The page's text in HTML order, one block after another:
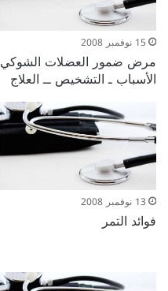
15 نوفمبر 2008
مرض ضمور العضلات الشوكي
الأسباب ـ التشخيص ــ العلاج
13 نوفمبر 2008
فوائد التمر